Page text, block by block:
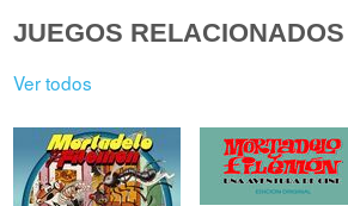
JUEGOS RELACIONADOS
Ver todos